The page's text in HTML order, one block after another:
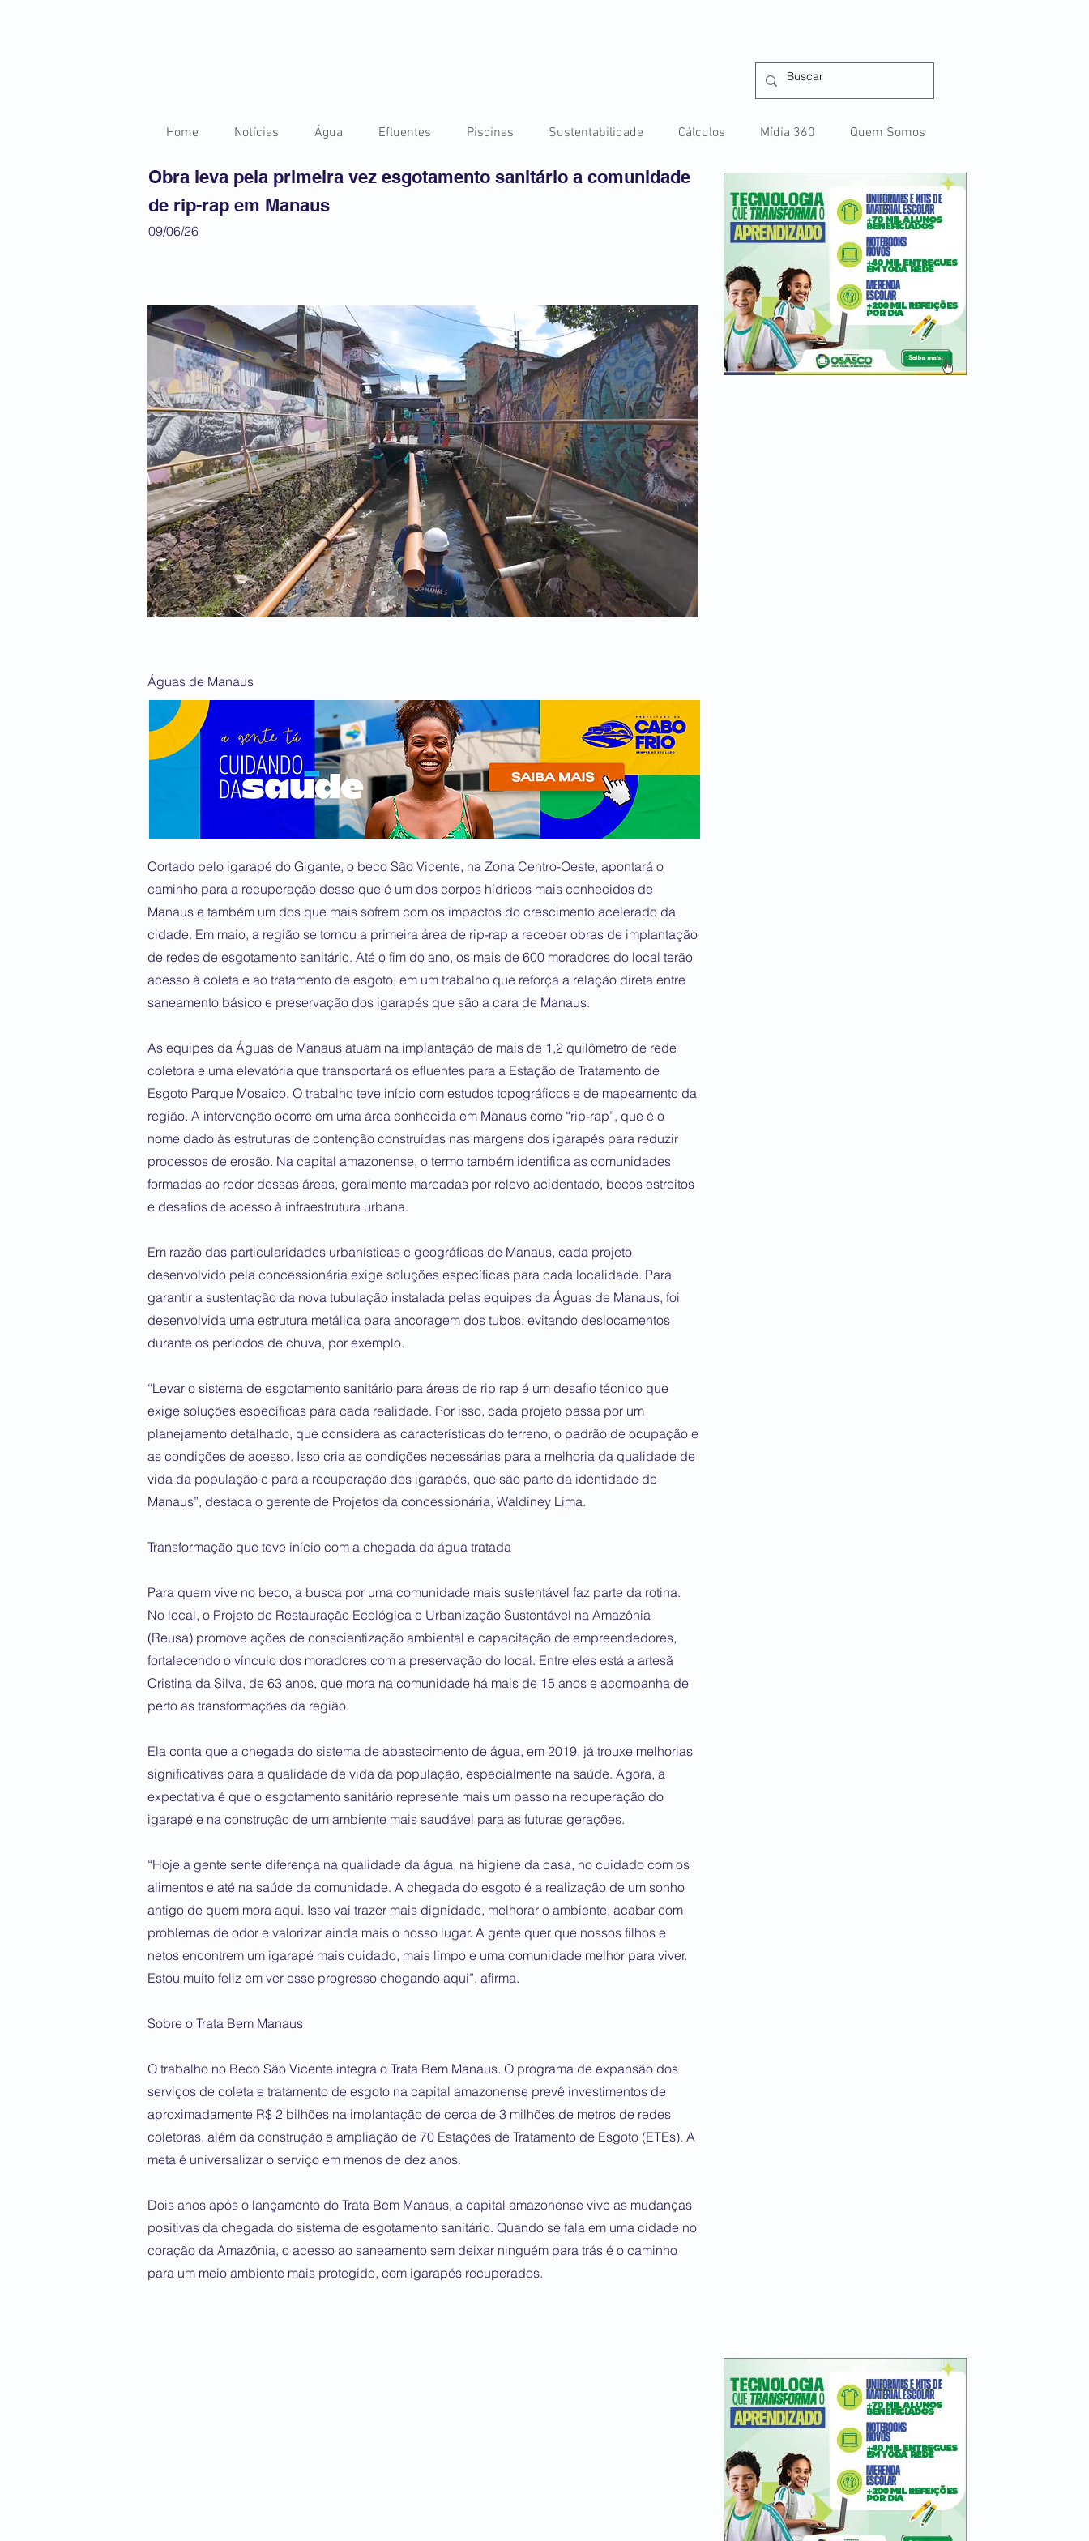
Home Notícias Água Efluentes Piscinas Sustentabilidade Cálculos Mídia 360 Quem Somos
Obra leva pela primeira vez esgotamento sanitário a comunidade
de rip-rap em Manaus
09/06/26
Águas de Manaus
Cortado pelo igarapé do Gigante, o beco São Vicente, na Zona Centro-Oeste, apontará o
caminho para a recuperação desse que é um dos corpos hídricos mais conhecidos de
Manaus e também um dos que mais sofrem com os impactos do crescimento acelerado da
cidade. Em maio, a região se tornou a primeira área de rip-rap a receber obras de implantação
de redes de esgotamento sanitário. Até o fim do ano, os mais de 600 moradores do local terão
acesso à coleta e ao tratamento de esgoto, em um trabalho que reforça a relação direta entre
saneamento básico e preservação dos igarapés que são a cara de Manaus.
As equipes da Águas de Manaus atuam na implantação de mais de 1,2 quilômetro de rede
coletora e uma elevatória que transportará os efluentes para a Estação de Tratamento de
Esgoto Parque Mosaico. O trabalho teve início com estudos topográficos e de mapeamento da
região. A intervenção ocorre em uma área conhecida em Manaus como “rip-rap”, que é o
nome dado às estruturas de contenção construídas nas margens dos igarapés para reduzir
processos de erosão. Na capital amazonense, o termo também identifica as comunidades
formadas ao redor dessas áreas, geralmente marcadas por relevo acidentado, becos estreitos
e desafios de acesso à infraestrutura urbana.
Em razão das particularidades urbanísticas e geográficas de Manaus, cada projeto
desenvolvido pela concessionária exige soluções específicas para cada localidade. Para
garantir a sustentação da nova tubulação instalada pelas equipes da Águas de Manaus, foi
desenvolvida uma estrutura metálica para ancoragem dos tubos, evitando deslocamentos
durante os períodos de chuva, por exemplo.
“Levar o sistema de esgotamento sanitário para áreas de rip rap é um desafio técnico que
exige soluções específicas para cada realidade. Por isso, cada projeto passa por um
planejamento detalhado, que considera as características do terreno, o padrão de ocupação e
as condições de acesso. Isso cria as condições necessárias para a melhoria da qualidade de
vida da população e para a recuperação dos igarapés, que são parte da identidade de
Manaus”, destaca o gerente de Projetos da concessionária, Waldiney Lima.
Transformação que teve início com a chegada da água tratada
Para quem vive no beco, a busca por uma comunidade mais sustentável faz parte da rotina.
No local, o Projeto de Restauração Ecológica e Urbanização Sustentável na Amazônia
(Reusa) promove ações de conscientização ambiental e capacitação de empreendedores,
fortalecendo o vínculo dos moradores com a preservação do local. Entre eles está a artesã
Cristina da Silva, de 63 anos, que mora na comunidade há mais de 15 anos e acompanha de
perto as transformações da região.
Ela conta que a chegada do sistema de abastecimento de água, em 2019, já trouxe melhorias
significativas para a qualidade de vida da população, especialmente na saúde. Agora, a
expectativa é que o esgotamento sanitário represente mais um passo na recuperação do
igarapé e na construção de um ambiente mais saudável para as futuras gerações.
“Hoje a gente sente diferença na qualidade da água, na higiene da casa, no cuidado com os
alimentos e até na saúde da comunidade. A chegada do esgoto é a realização de um sonho
antigo de quem mora aqui. Isso vai trazer mais dignidade, melhorar o ambiente, acabar com
problemas de odor e valorizar ainda mais o nosso lugar. A gente quer que nossos filhos e
netos encontrem um igarapé mais cuidado, mais limpo e uma comunidade melhor para viver.
Estou muito feliz em ver esse progresso chegando aqui”, afirma.
Sobre o Trata Bem Manaus
O trabalho no Beco São Vicente integra o Trata Bem Manaus. O programa de expansão dos
serviços de coleta e tratamento de esgoto na capital amazonense prevê investimentos de
aproximadamente R$ 2 bilhões na implantação de cerca de 3 milhões de metros de redes
coletoras, além da construção e ampliação de 70 Estações de Tratamento de Esgoto (ETEs). A
meta é universalizar o serviço em menos de dez anos.
Dois anos após o lançamento do Trata Bem Manaus, a capital amazonense vive as mudanças
positivas da chegada do sistema de esgotamento sanitário. Quando se fala em uma cidade no
coração da Amazônia, o acesso ao saneamento sem deixar ninguém para trás é o caminho
para um meio ambiente mais protegido, com igarapés recuperados.